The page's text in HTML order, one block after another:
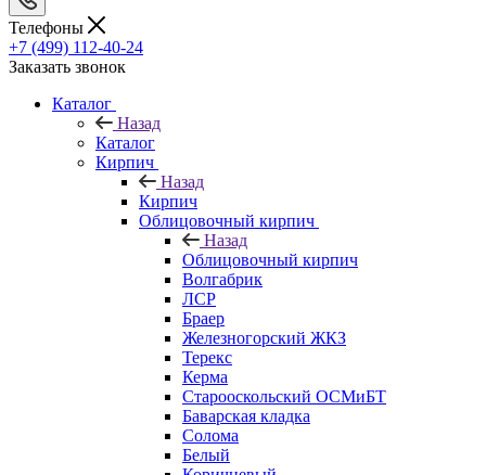
Телефоны
+7 (499) 112-40-24
Заказать звонок
Каталог
Назад
Каталог
Кирпич
Назад
Кирпич
Облицовочный кирпич
Назад
Облицовочный кирпич
Волгабрик
ЛСР
Браер
Железногорский ЖКЗ
Терекс
Керма
Старооскольский ОСМиБТ
Баварская кладка
Солома
Белый